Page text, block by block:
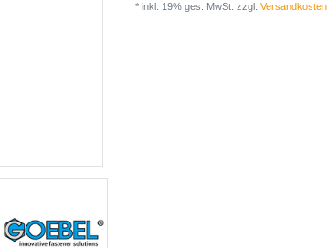
* inkl. 19% ges. MwSt. zzgl. Versandkosten